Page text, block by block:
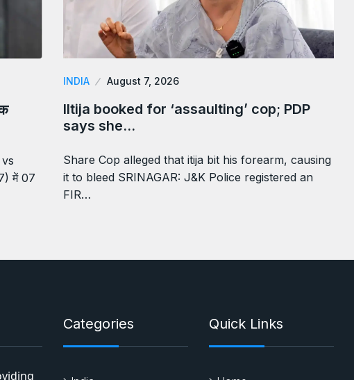
में 07
INDIA August 7, 2026
Iltija booked for ‘assaulting’ cop; PDP
says she…
Share Cop alleged that itija bit his forearm, causing
it to bleed SRINAGAR: J&K Police registered an
FIR…
Categories Quick Links